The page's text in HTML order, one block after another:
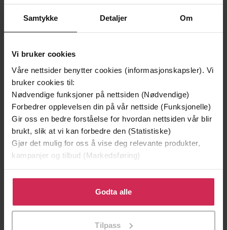
Samtykke Detaljer Om
Vi bruker cookies
Våre nettsider benytter cookies (informasjonskapsler). Vi
bruker cookies til:
Nødvendige funksjoner på nettsiden (Nødvendige)
Forbedrer opplevelsen din på vår nettside (Funksjonelle)
Gir oss en bedre forståelse for hvordan nettsiden vår blir
brukt, slik at vi kan forbedre den (Statistiske)
Gjør det mulig for oss å vise deg relevante produkter,
kampanjer og tilbud (Markedsføring)
Klikk på «Godta alle» for å gi oss ditt samtykke til å
bruke cookies for alle disse formålene. Du kan også
tilpasse ditt samtykke til spesifikke formål ved å klikke
Godta alle
Tilpass
249,-
Kun til navlen
Linea Maja Ernst
EBOK
229,-
Shuggie Bain
Douglas Stuart
EBOK
Undertittel
Ørjan Nilsson(forfatter)